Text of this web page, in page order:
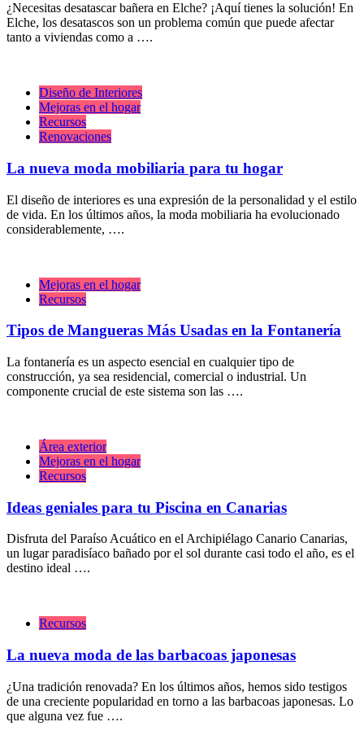
¿Necesitas desatascar bañera en Elche? ¡Aquí tienes la solución! En
Elche, los desatascos son un problema común que puede afectar
tanto a viviendas como a ….
Diseño de Interiores
Mejoras en el hogar
Recursos
Renovaciones
La nueva moda mobiliaria para tu hogar
El diseño de interiores es una expresión de la personalidad y el estilo
de vida. En los últimos años, la moda mobiliaria ha evolucionado
considerablemente, ….
Mejoras en el hogar
Recursos
Tipos de Mangueras Más Usadas en la Fontanería
La fontanería es un aspecto esencial en cualquier tipo de
construcción, ya sea residencial, comercial o industrial. Un
componente crucial de este sistema son las ….
Área exterior
Mejoras en el hogar
Recursos
Ideas geniales para tu Piscina en Canarias
Disfruta del Paraíso Acuático en el Archipiélago Canario Canarias,
un lugar paradisíaco bañado por el sol durante casi todo el año, es el
destino ideal ….
Recursos
La nueva moda de las barbacoas japonesas
¿Una tradición renovada? En los últimos años, hemos sido testigos
de una creciente popularidad en torno a las barbacoas japonesas. Lo
que alguna vez fue ….